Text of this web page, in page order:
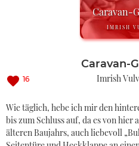
Caravan-
IMRISH
Caravan-
16 Imrish
Wie täglich, hebe ich mir den
bis zum Schluss auf, da es von hier
älteren Baujahrs, auch liebevoll